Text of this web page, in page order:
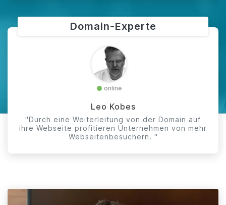
Domain-Experte
online
Leo Kobes
"Durch eine Weiterleitung von der Domain auf
ihre Webseite profitieren Unternehmen von mehr
Webseitenbesuchern. "